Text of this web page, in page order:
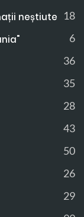
neștiute 18
6
36
35
28
43
50
26
29